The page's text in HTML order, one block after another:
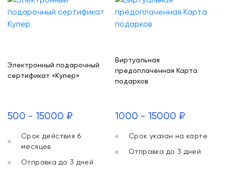
Электронный подарочный
сертификат «Купер»
500 - 15000 ₽
Срок действия 6
месяцев
Отправка до 3 дней
Виртуальная
предоплаченная Карта
подарков
1000 - 15000 ₽
Срок указан на карте
Отправка до 3 дней